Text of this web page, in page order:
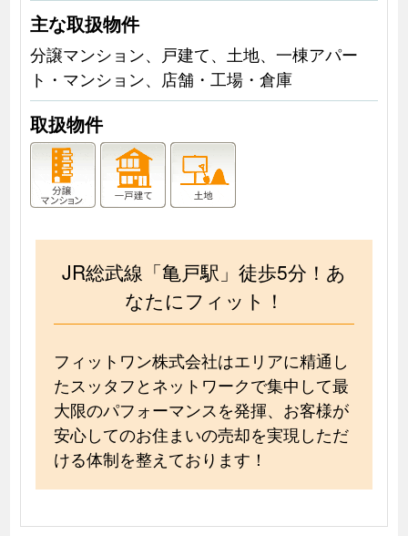
主な取扱物件
分譲マンション、戸建て、土地、一棟アパー
ト・マンション、店舗・工場・倉庫
取扱物件
JR総武線「亀戸駅」徒歩5分！あ
なたにフィット！
フィットワン株式会社はエリアに精通し
たスッタフとネットワークで集中して最
大限のパフォーマンスを発揮、お客様が
安心してのお住まいの売却を実現しただ
ける体制を整えております！